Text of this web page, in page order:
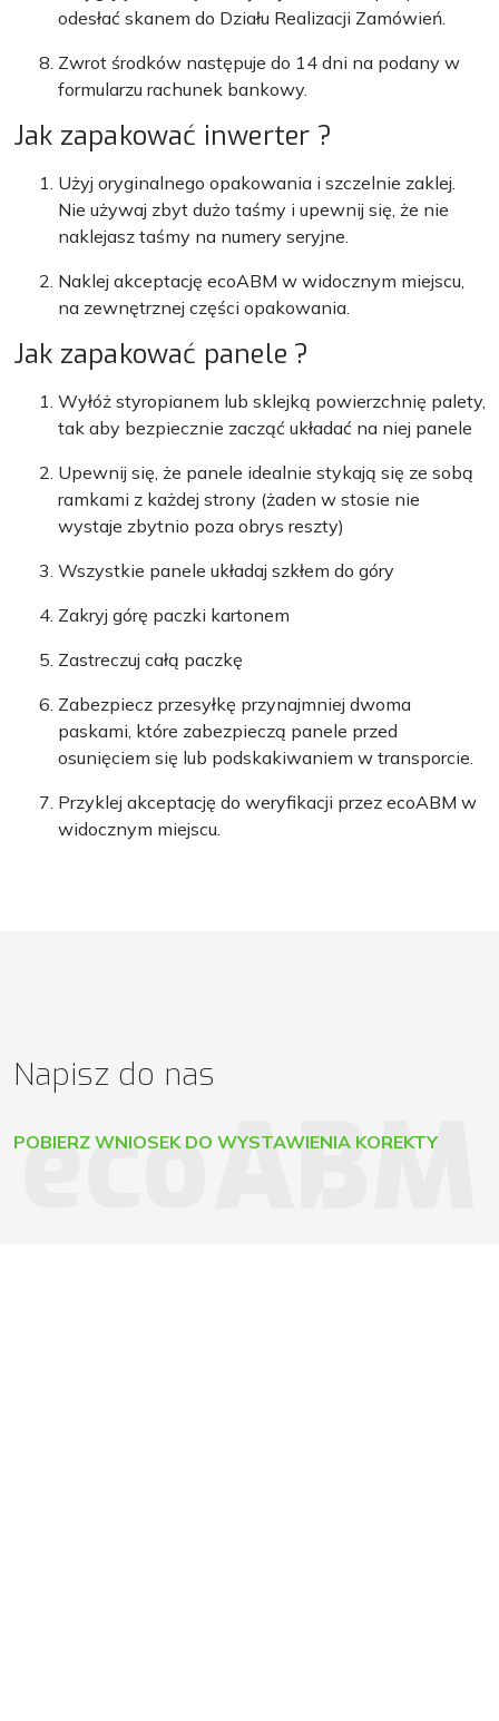
odesłać skanem do Działu Realizacji Zamówień.
Zwrot środków następuje do 14 dni na podany w
formularzu rachunek bankowy.
Jak zapakować inwerter ?
Użyj oryginalnego opakowania i szczelnie zaklej.
Nie używaj zbyt dużo taśmy i upewnij się, że nie
naklejasz taśmy na numery seryjne.
Naklej akceptację ecoABM w widocznym miejscu,
na zewnętrznej części opakowania.
Jak zapakować panele ?
Wyłóż styropianem lub sklejką powierzchnię palety,
tak aby bezpiecznie zacząć układać na niej panele
Upewnij się, że panele idealnie stykają się ze sobą
ramkami z każdej strony (żaden w stosie nie
wystaje zbytnio poza obrys reszty)
Wszystkie panele układaj szkłem do góry
Zakryj górę paczki kartonem
Zastreczuj całą paczkę
Zabezpiecz przesyłkę przynajmniej dwoma
paskami, które zabezpieczą panele przed
osunięciem się lub podskakiwaniem w transporcie.
Przyklej akceptację do weryfikacji przez ecoABM w
widocznym miejscu.
Napisz do nas
POBIERZ WNIOSEK DO WYSTAWIENIA KOREKTY